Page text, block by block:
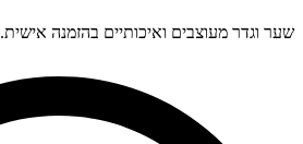
שער וגדר מעוצבים ואיכותיים בהזמנה אישית.